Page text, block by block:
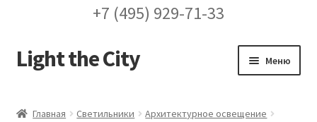
+7 (495) 929-71-33
Перейти
к
Перейти
к
Light the City Меню
Главная Светильники
Архитектурное освещение